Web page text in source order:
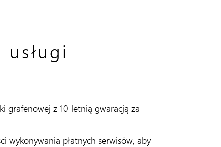
usługi
grafenowej z 10-letnią gwaracją za
wykonywania płatnych serwisów, aby